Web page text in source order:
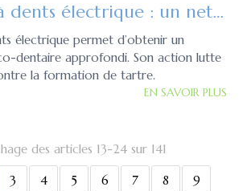
La brosse à dents électrique : un nettoyage des dents optimal
électrique permet d’obtenir un
dentaire approfondi. Son action lutte
la formation de tartre.
EN SAVOIR PLUS
des articles 13-24 sur 141
3 4 5 6 7 8
9